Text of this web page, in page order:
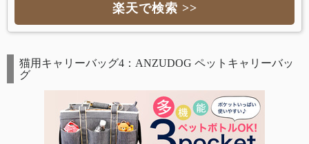
楽天で検索 >>
猫用キャリーバッグ4：ANZUDOG ペットキャリーバッ
グ